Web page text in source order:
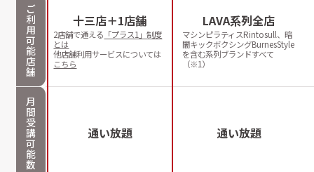
ご
利
用
可
能
店
舗
十三店＋1店舗
2店舗で通える 「プラス1」制度
とは
他店舗利用サービスについては
こちら
LAVA系列全店
マシンピラティスRintosull、暗
闇キックボクシングBurnesStyle
を含む系列ブランドすべて
（※1）
月
間
受
講
可
能
数
通い放題 通い放題